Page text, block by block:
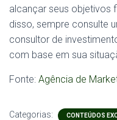
alcançar seus objetivos
disso, sempre consulte
consultor de
com base em sua
Fonte: Agência de
Categorias: CONTEÚDOS